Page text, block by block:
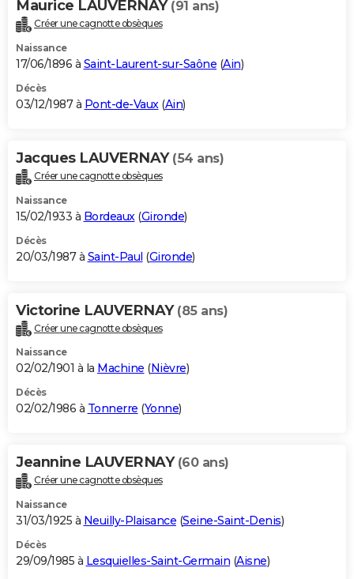
Maurice LAUVERNAY (91 ans)
Créer une cagnotte obsèques
Naissance
17/06/1896 à Saint-Laurent-sur-Saône (Ain)
Décès
03/12/1987 à Pont-de-Vaux(Ain)
Jacques LAUVERNAY (54 ans)
Créer une cagnotte obsèques
Naissance
15/02/1933 à Bordeaux (Gironde)
Décès
20/03/1987 à Saint-Paul (Gironde)
Victorine LAUVERNAY (85 ans)
Créer une cagnotte obsèques
Naissance
02/02/1901 à la Machine (Nièvre)
Décès
02/02/1986 à Tonnerre (Yonne)
Jeannine LAUVERNAY (60 ans)
Créer une cagnotte obsèques
Naissance
31/03/1925 à Neuilly-Plaisance (Seine-Saint-Denis)
Décès
29/09/1985 à Lesquielles-Saint-Germain (Aisne)